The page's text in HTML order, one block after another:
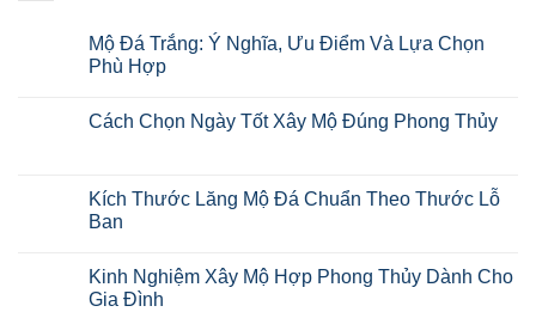
Mộ Đá Trắng: Ý Nghĩa, Ưu Điểm Và Lựa Chọn
Phù Hợp
Cách Chọn Ngày Tốt Xây Mộ Đúng Phong Thủy
Kích Thước Lăng Mộ Đá Chuẩn Theo Thước Lỗ
Ban
Kinh Nghiệm Xây Mộ Hợp Phong Thủy Dành Cho
Gia Đình